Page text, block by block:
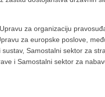
za organizaciju
za europske poslove,
Samostalni sektor za
i Samostalni sektor za